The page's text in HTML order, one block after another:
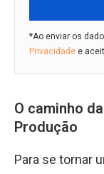
*Ao enviar os
Privacidade e
O caminho
Produção
Para se tornar